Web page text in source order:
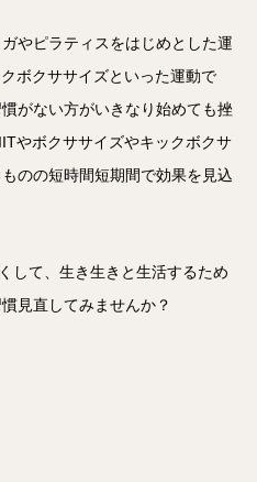
やピラティスをはじめとした運
ボクササイズといった運動で
がない方がいきなり始めても挫
やボクササイズやキックボクサ
のの短時間短期間で効果を見込
して、生き生きと生活するため
見直してみませんか？